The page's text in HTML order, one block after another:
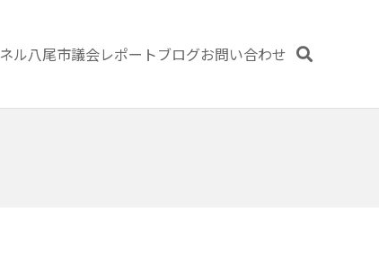
ル八尾市議会レポートブログお問い合わせ